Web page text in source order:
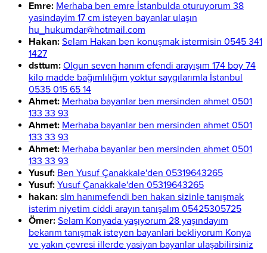
Emre: Merhaba ben emre İstanbulda oturuyorum 38
yasindayim 17 cm isteyen bayanlar ulaşın
hu_hukumdar@hotmail.com
Hakan: Selam Hakan ben konuşmak istermisin 0545 341
1427
dsttum: Olgun seven hanım efendi arayışım 174 boy 74
kilo madde bağımlılığım yoktur saygılarımla İstanbul
0535 015 65 14
Ahmet: Merhaba bayanlar ben mersinden ahmet 0501
133 33 93
Ahmet: Merhaba bayanlar ben mersinden ahmet 0501
133 33 93
Ahmet: Merhaba bayanlar ben mersinden ahmet 0501
133 33 93
Yusuf: Ben Yusuf Çanakkale'den 05319643265
Yusuf: Yusuf Çanakkale'den 05319643265
hakan: slm hanımefendi ben hakan sizinle tanışmak
isterim niyetim ciddi arayın tanışalım 05425305725
Ömer: Selam Konyada yaşıyorum 28 yaşındayım
bekarım tanışmak isteyen bayanlari bekliyorum Konya
ve yakın çevresi illerde yasiyan bayanlar ulaşabilirsiniz